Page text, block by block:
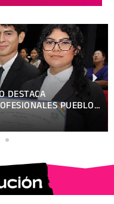
DESTACA
PUEBLO